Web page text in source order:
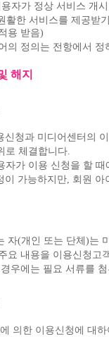
자가 정상 서비스 개
활한 서비스를 제공받
용 받음)
정의는 전항에서
해지
청과 미디어센터의
로 체결합니다.
가 이용 신청을 할
가능하지만, 회원
(개인 또는 단체)는
요 내용을 이용신청고
우에는 필요 서류를
의한 이용신청에 대